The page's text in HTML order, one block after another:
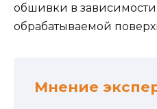
обшивки в зависимости
обрабатываемой
Мнение